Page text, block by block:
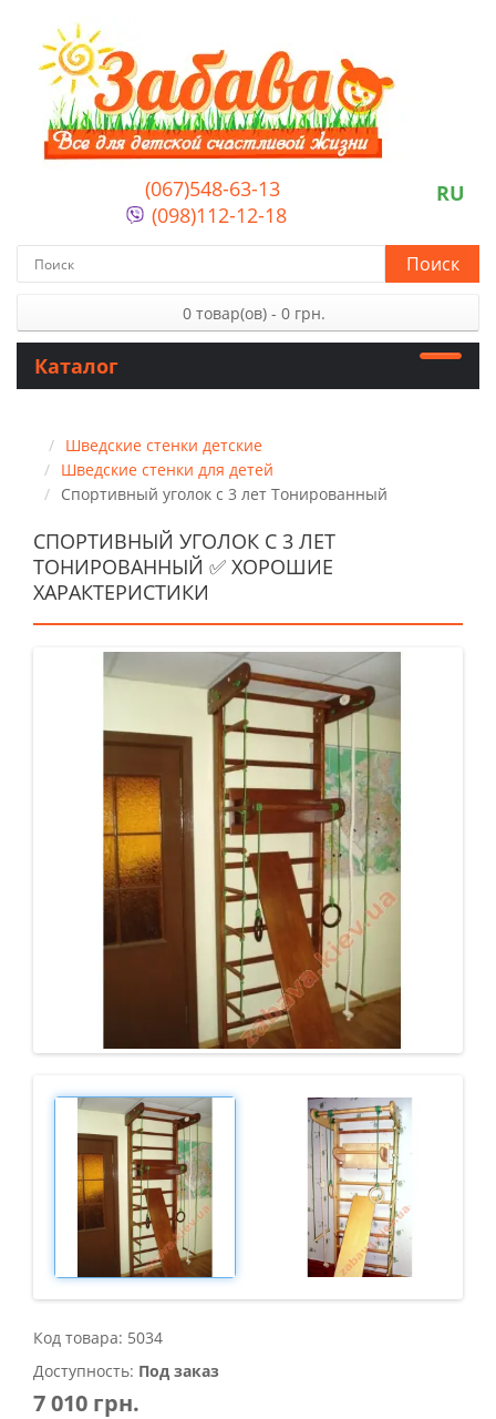
(067)548-63-13
(098)112-12-18
RU
Поиск
0 товар(ов) - 0 грн.
Каталог
Шведские стенки детские
Шведские стенки для детей
Спортивный уголок с 3 лет Тонированный
СПОРТИВНЫЙ УГОЛОК С 3 ЛЕТ
ТОНИРОВАННЫЙ ✅ ХОРОШИЕ
ХАРАКТЕРИСТИКИ
Код товара: 5034
Доступность: Под заказ
7 010 грн.